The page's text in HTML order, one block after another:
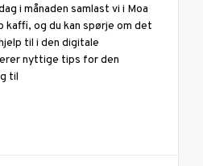
i månaden samlast vi i Moa
kaffi, og du kan spørje om det
til i den digitale
nyttige tips for den
til